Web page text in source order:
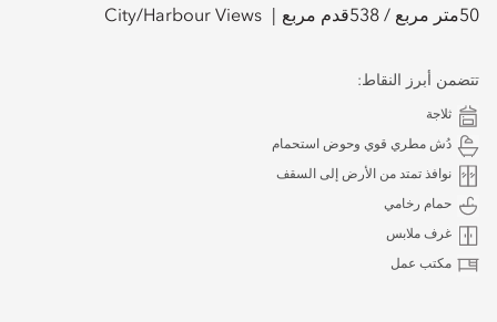
50متر مربع / 538قدم مربع City/Harbour Views
تتضمن أبرز النقاط:
ثلاجة
دُش مطري قوي وحوض استحمام
نوافذ تمتد من الأرض إلى السقف
حمام رخامي
غرف ملابس
مكتب عمل